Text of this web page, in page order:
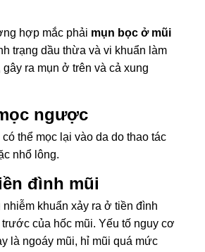
hợp mắc phải mụn bọc ở mũi
trạng dầu thừa và vi khuẩn làm
ra mụn ở trên và cả xung
ngược
thể mọc lại vào da do thao tác
nhổ lông.
đình mũi
khuẩn xảy ra ở tiền đình
của hốc mũi. Yếu tố nguy cơ
là ngoáy mũi, hỉ mũi quá mức